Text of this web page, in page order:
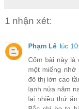
1 nhận xét:
Phạm Lê lúc
Cốm bài này là
một miếng nhớ
đô thị lớn cao
lạnh nửa năm
lại nhiều thứ